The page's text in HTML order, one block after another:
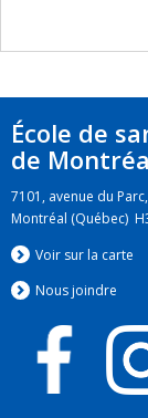
École de
de
7101, avenue du
Montréal (Québec)
Voir sur la carte
Nous joindre